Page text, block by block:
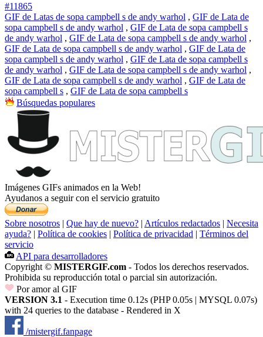
#11865
GIF de Latas de sopa campbell s de andy warhol , GIF de Lata de
sopa campbell s de andy warhol , GIF de Lata de sopa campbell s
de andy warhol , GIF de Lata de sopa campbell s de andy warhol ,
GIF de Lata de sopa campbell s de andy warhol , GIF de Lata de
sopa campbell s de andy warhol , GIF de Lata de sopa campbell s
de andy warhol , GIF de Lata de sopa campbell s de andy warhol ,
GIF de Lata de sopa campbell s de andy warhol , GIF de Lata de
sopa campbell s , GIF de Lata de sopa campbell s
Búsquedas populares
Imágenes GIFs animados en la Web!
Ayudanos a seguir con el servicio gratuito
Sobre nosotros | Que hay de nuevo? | Artículos redactados | Necesita
ayuda? | Política de cookies | Política de privacidad | Términos del
servicio
API para desarrolladores
Copyright © MISTERGIF.com - Todos los derechos reservados.
Prohibida su reproducción total o parcial sin autorización.
Por amor al GIF
VERSION 3.1 - Execution time 0.12s (PHP 0.05s | MYSQL 0.07s)
with 24 queries to the database - Rendered in X
/mistergif.fanpage